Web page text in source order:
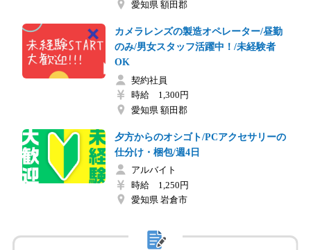
愛知県 額田郡
カメラレンズの製造オペレーター/昼勤
のみ/男女スタッフ活躍中！/未経験者
OK
契約社員
時給 1,300円
愛知県 額田郡
夕方からのオシゴト/PCアクセサリーの
仕分け・梱包/週4日
アルバイト
時給 1,250円
愛知県 岩倉市